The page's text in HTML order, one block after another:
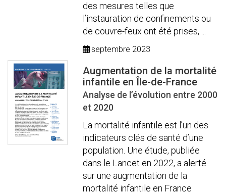
des mesures telles que
l’instauration de confinements ou
de couvre-feux ont été prises, ...
septembre 2023
Augmentation de la mortalité
infantile en Île-de-France
Analyse de l’évolution entre 2000
et 2020
La mortalité infantile est l’un des
indicateurs clés de santé d’une
population. Une étude, publiée
dans le Lancet en 2022, a alerté
sur une augmentation de la
mortalité infantile en France